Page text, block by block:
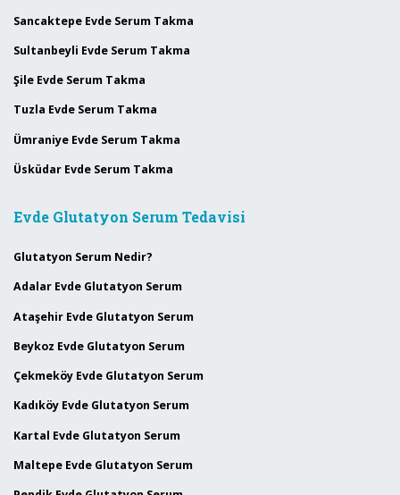
Sancaktepe Evde Serum Takma
Sultanbeyli Evde Serum Takma
Şile Evde Serum Takma
Tuzla Evde Serum Takma
Ümraniye Evde Serum Takma
Üsküdar Evde Serum Takma
Evde Glutatyon Serum Tedavisi
Glutatyon Serum Nedir?
Adalar Evde Glutatyon Serum
Ataşehir Evde Glutatyon Serum
Beykoz Evde Glutatyon Serum
Çekmeköy Evde Glutatyon Serum
Kadıköy Evde Glutatyon Serum
Kartal Evde Glutatyon Serum
Maltepe Evde Glutatyon Serum